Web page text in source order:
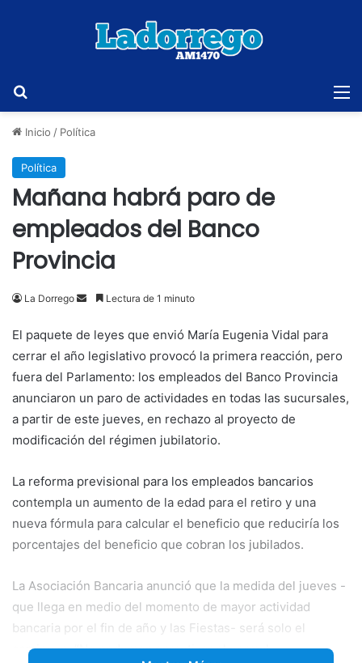
Inicio / Política
Política
Mañana habrá paro de
empleados del Banco
Provincia
La Dorrego
Send
email
Lectura de 1 minuto
El paquete de leyes que envió María Eugenia Vidal para
cerrar el año legislativo provocó la primera reacción, pero
fuera del Parlamento: los empleados del Banco Provincia
anunciaron un paro de actividades en todas las sucursales,
a partir de este jueves, en rechazo al proyecto de
modificación del régimen jubilatorio.
La reforma previsional para los empleados bancarios
contempla un aumento de la edad para el retiro y una
nueva fórmula para calcular el beneficio que reduciría los
porcentajes del beneficio que cobran los jubilados.
La Asociación Bancaria anunció que la medida del jueves -
que llega en medio del momento de mayor actividad
bancaria por el fin de año y las Fiestas- será solo el
comienzo. “No podemos garantizar el normal